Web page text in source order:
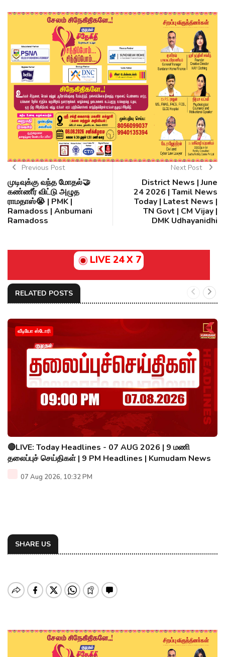
Previous Post
முடிவுக்கு வந்த மோதல்🤝
கண்ணீர் விட்டு அழுத
ராமதாஸ்😭 | PMK |
Ramadoss | Anbumani
Ramadoss
Next Post
District News | June
24 2026 | Tamil News
Today | Latest News |
TN Govt | CM Vijay |
DMK Udhayanidhi
LIVE 24 X 7
RELATED POSTS
வீடியோ ஸ்டோரி
🔴LIVE: Today Headlines - 07 AUG 2026 | 9 மணி
தலைப்புச் செய்திகள் | 9 PM Headlines | Kumudam News
07 Aug 2026, 10:32 PM
SHARE US